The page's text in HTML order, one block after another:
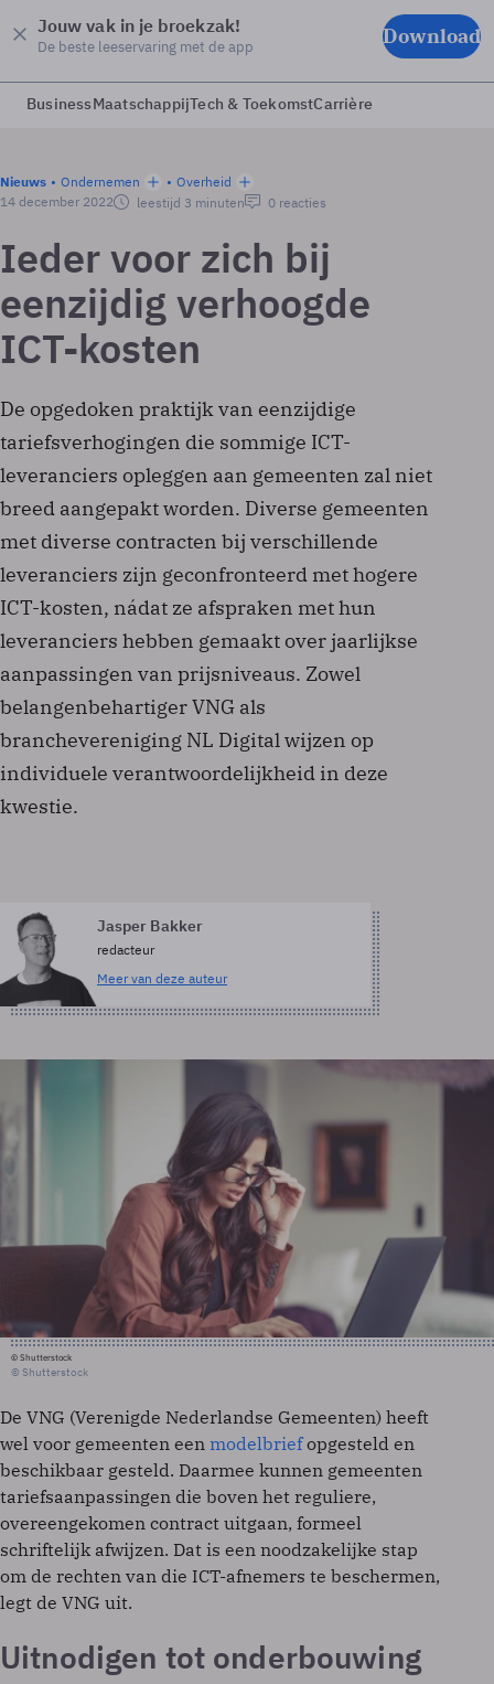
Jouw vak in je broekzak!
De beste leeservaring met de app Download
BusinessMaatschappijTech & ToekomstCarrière
Nieuws Ondernemen
Overheid
14 december 2022
leestijd 3 minuten 0 reacties
Ieder voor zich bij
eenzijdig verhoogde
ICT-kosten
De opgedoken praktijk van eenzijdige
tariefsverhogingen die sommige ICT-
leveranciers opleggen aan gemeenten zal niet
breed aangepakt worden. Diverse gemeenten
met diverse contracten bij verschillende
leveranciers zijn geconfronteerd met hogere
ICT-kosten, nádat ze afspraken met hun
leveranciers hebben gemaakt over jaarlijkse
aanpassingen van prijsniveaus. Zowel
belangenbehartiger VNG als
branchevereniging NL Digital wijzen op
individuele verantwoordelijkheid in deze
kwestie.
Jasper Bakker
redacteur
Meer van deze auteur
© Shutterstock
© Shutterstock
De VNG (Verenigde Nederlandse Gemeenten) heeft
wel voor gemeenten een modelbriefopgesteld en
beschikbaar gesteld. Daarmee kunnen gemeenten
tariefsaanpassingen die boven het reguliere,
overeengekomen contract uitgaan, formeel
schriftelijk afwijzen. Dat is een noodzakelijke stap
om de rechten van die ICT-afnemers te beschermen,
legt de VNG uit.
Uitnodigen tot onderbouwing